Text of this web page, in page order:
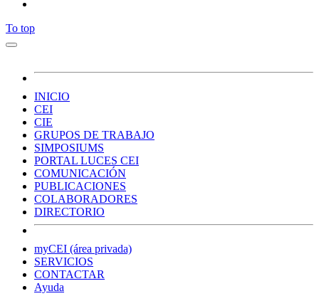
To top
INICIO
CEI
CIE
GRUPOS DE TRABAJO
SIMPOSIUMS
PORTAL LUCES CEI
COMUNICACIÓN
PUBLICACIONES
COLABORADORES
DIRECTORIO
myCEI (área privada)
SERVICIOS
CONTACTAR
Ayuda